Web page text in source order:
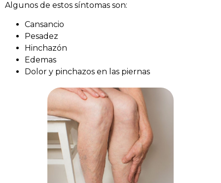
Algunos de estos síntomas son:
Cansancio
Pesadez
Hinchazón
Edemas
Dolor y pinchazos en las piernas